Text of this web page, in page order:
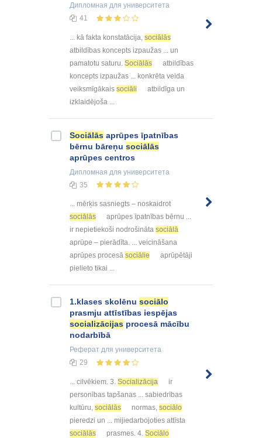
Дипломная для университета
41
... kā fakta konstatācija, sociālās
atbildības koncepts izpaužas ... un
pamatotu saturu. Sociālās
atbildības
koncepts izpaužas ... konkrēta veida
veiksmīgākais sociāli
atbildīga un
izklaidējoša ...
Sociālās aprūpes īpatnības
bērnu bāreņu sociālās
aprūpes centros
Дипломная для университета
35
... mērķis sasniegts – noskaidrot
sociālās
aprūpes īpatnības bērnu ...
ir nepietiekoši nodrošināta sociālā
aprūpe – pierādīta. ... veicināšana
aprūpes procesā sociālie
aprūpētāji
pielieto tikai ...
1.klases skolēnu sociālo
prasmju attīstības iespējas
socializācijas procesā mācību
nodarbībā
Реферат для университета
29
... cilvēkiem. 3. Socializācija
ir
personības tapšanas ... sabiedrības
kultūru, sociālās normas, sociālo
pieredzi un ... mijiedarbojoties attīsta
sociālās
prasmes. 4. Sociālo